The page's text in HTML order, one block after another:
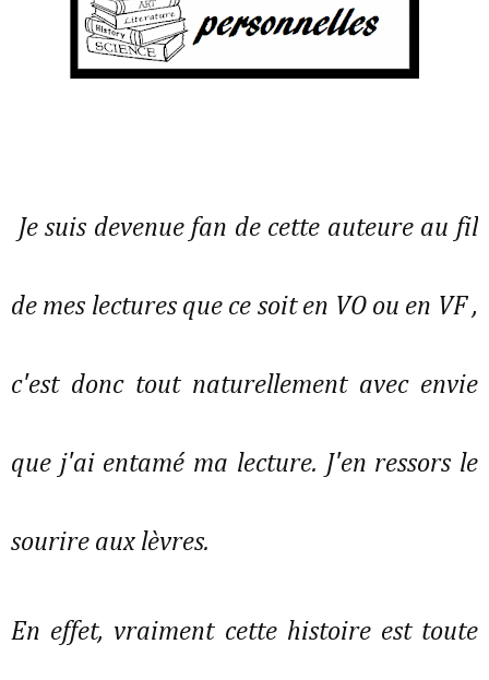
Je suis devenue fan de cette auteure au fil
de mes lectures que ce soit en VO ou en VF ,
c'est donc tout naturellement avec envie
que j'ai entamé ma lecture. J'en ressors le
sourire aux lèvres.
En effet, vraiment cette histoire est toute